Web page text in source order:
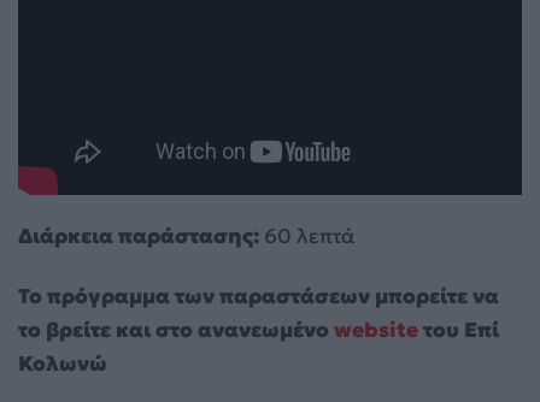
Διάρκεια παράστασης: 60 λεπτά
Το πρόγραμμα των παραστάσεων μπορείτε να
το βρείτε και στο ανανεωμένο websiteτου Επί
Κολωνώ